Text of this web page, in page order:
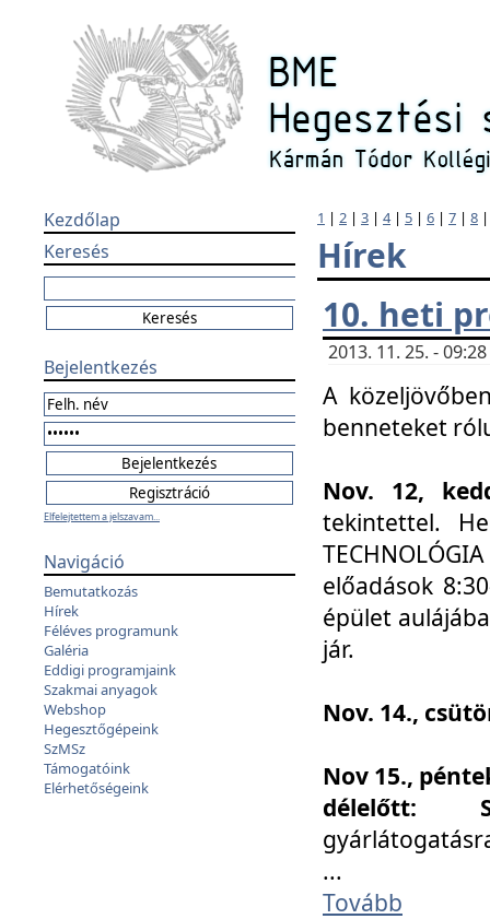
Kezdőlap
Keresés
Bejelentkezés
Elfelejtettem a jelszavam...
Navigáció
Bemutatkozás
Hírek
Féléves programunk
Galéria
Eddigi programjaink
Szakmai anyagok
Webshop
Hegesztőgépeink
SzMSz
Támogatóink
Elérhetőségeink
1 | 2 | 3 | 4| 5 | 6 | 7 | 8
Hírek
10. heti
2013. 11. 25. -
A
benneteket
Nov. 12,
tekintettel.
előadások
épület
jár.
Nov. 14.,
Nov 15.,
délelőtt:
...
Tovább